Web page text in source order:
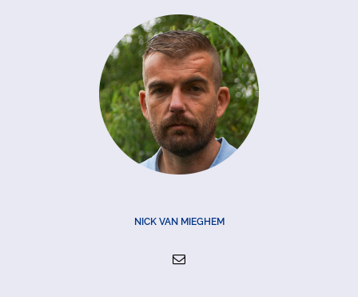
NICK VAN MIEGHEM